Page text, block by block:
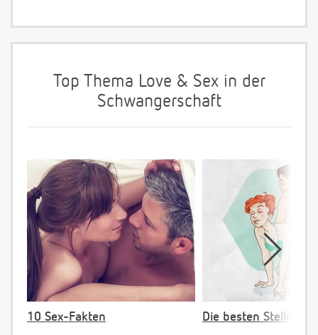
Top Thema Love & Sex in der
Schwangerschaft
10 Sex-Fakten Die besten